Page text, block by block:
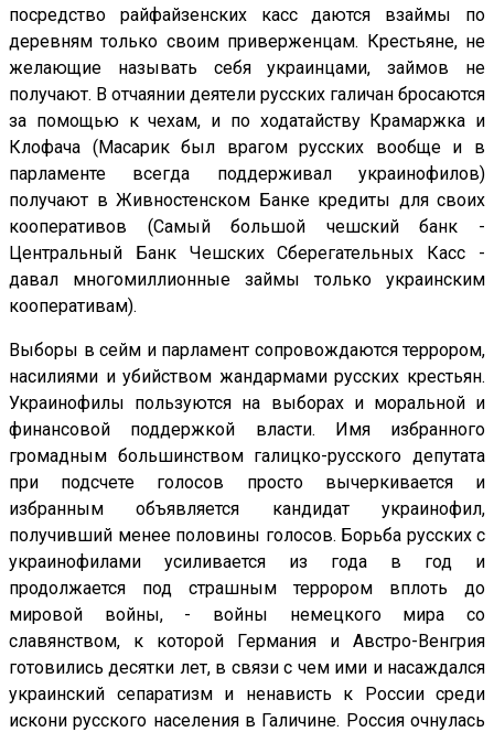
посредство райфайзенских касс даются взаймы по
деревням только своим приверженцам. Крестьяне, не
желающие называть себя украинцами, займов не
получают. В отчаянии деятели русских галичан бросаются
за помощью к чехам, и по ходатайству Крамаржка и
Клофача (Масарик был врагом русских вообще и в
парламенте всегда поддерживал украинофилов)
получают в Живностенском Банке кредиты для своих
кооперативов (Самый большой чешский банк -
Центральный Банк Чешских Сберегательных Касс -
давал многомиллионные займы только украинским
кооперативам).
Выборы в сейм и парламент сопровождаются террором,
насилиями и убийством жандармами русских крестьян.
Украинофилы пользуются на выборах и моральной и
финансовой поддержкой власти. Имя избранного
громадным большинством галицко-русского депутата
при подсчете голосов просто вычеркивается и
избранным объявляется кандидат украинофил,
получивший менее половины голосов. Борьба русских с
украинофилами усиливается из года в год и
продолжается под страшным террором вплоть до
мировой войны, - войны немецкого мира со
славянством, к которой Германия и Австро-Венгрия
готовились десятки лет, в связи с чем ими и насаждался
украинский сепаратизм и ненависть к России среди
искони русского населения в Галичине. Россия очнулась